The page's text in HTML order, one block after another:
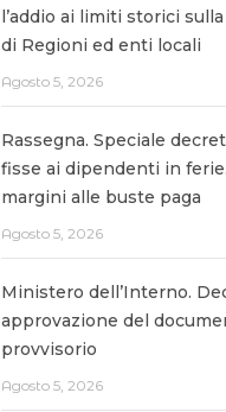
l’addio ai limiti storici
di Regioni ed enti locali
Agosto 5, 2026
Rassegna. Speciale
fisse ai dipendenti in
margini alle buste paga
Agosto 5, 2026
Ministero dell’Interno.
approvazione del
provvisorio
Agosto 5, 2026